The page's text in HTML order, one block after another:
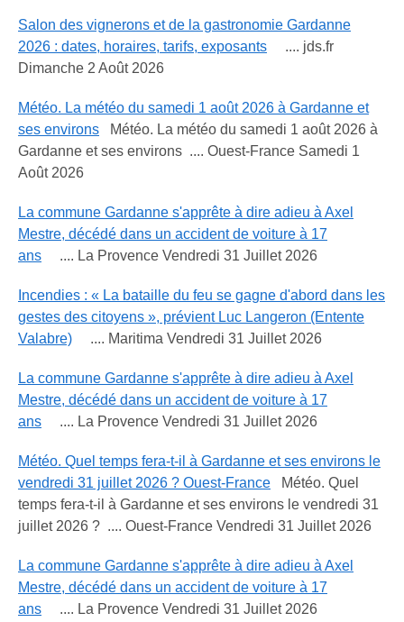
Salon des vignerons et de la gastronomie Gardanne
2026 : dates, horaires, tarifs, exposants .... jds.fr
Dimanche 2 Août 2026
Météo. La météo du samedi 1 août 2026 à Gardanne et
ses environs Météo. La météo du samedi 1 août 2026 à
Gardanne et ses environs .... Ouest-France Samedi 1
Août 2026
La commune Gardanne s'apprête à dire adieu à Axel
Mestre, décédé dans un accident de voiture à 17
ans .... La Provence Vendredi 31 Juillet 2026
Incendies : « La bataille du feu se gagne d'abord dans les
gestes des citoyens », prévient Luc Langeron (Entente
Valabre) .... Maritima Vendredi 31 Juillet 2026
La commune Gardanne s'apprête à dire adieu à Axel
Mestre, décédé dans un accident de voiture à 17
ans .... La Provence Vendredi 31 Juillet 2026
Météo. Quel temps fera-t-il à Gardanne et ses environs le
vendredi 31 juillet 2026 ? Ouest-France Météo. Quel
temps fera-t-il à Gardanne et ses environs le vendredi 31
juillet 2026 ? .... Ouest-France Vendredi 31 Juillet 2026
La commune Gardanne s'apprête à dire adieu à Axel
Mestre, décédé dans un accident de voiture à 17
ans .... La Provence Vendredi 31 Juillet 2026